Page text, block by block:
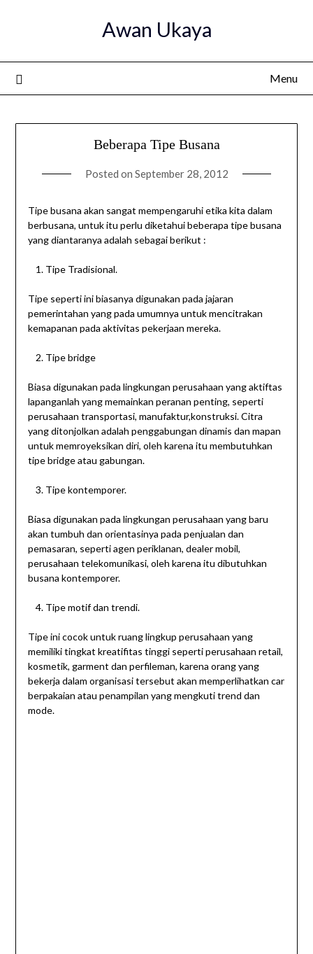
Awan Ukaya
Menu
Beberapa Tipe Busana
Posted on September 28, 2012
Tipe busana akan sangat mempengaruhi etika kita dalam
berbusana, untuk itu perlu diketahui beberapa tipe busana
yang diantaranya adalah sebagai berikut :
Tipe Tradisional.
Tipe seperti ini biasanya digunakan pada jajaran
pemerintahan yang pada umumnya untuk mencitrakan
kemapanan pada aktivitas pekerjaan mereka.
Tipe bridge
Biasa digunakan pada lingkungan perusahaan yang aktiftas
lapanganlah yang memainkan peranan penting, seperti
perusahaan transportasi, manufaktur,konstruksi. Citra
yang ditonjolkan adalah penggabungan dinamis dan mapan
untuk memroyeksikan diri, oleh karena itu membutuhkan
tipe bridge atau gabungan.
Tipe kontemporer.
Biasa digunakan pada lingkungan perusahaan yang baru
akan tumbuh dan orientasinya pada penjualan dan
pemasaran, seperti agen periklanan, dealer mobil,
perusahaan telekomunikasi, oleh karena itu dibutuhkan
busana kontemporer.
Tipe motif dan trendi.
Tipe ini cocok untuk ruang lingkup perusahaan yang
memiliki tingkat kreatifitas tinggi seperti perusahaan retail,
kosmetik, garment dan perfileman, karena orang yang
bekerja dalam organisasi tersebut akan memperlihatkan car
berpakaian atau penampilan yang mengkuti trend dan
mode.